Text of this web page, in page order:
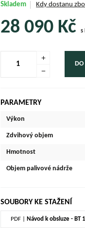
Skladem
Kdy dostanu
28 090 Kčs
DO
PARAMETRY
Výkon
Zdvihový objem
Hmotnost
Objem palivové nádrže
SOUBORY KE STAŽENÍ
PDF | Návod k obsluze - BT